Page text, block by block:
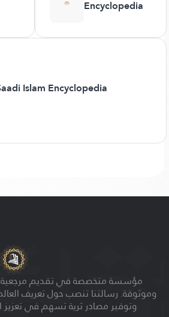
Encyclopedia
Islam Encyclopedia
مؤسسة متخصصة في تقديم مرجعية
وموثوقة. رسالتنا تنصب حول تعريف
وتوفير مصادر ثرية تسهم في